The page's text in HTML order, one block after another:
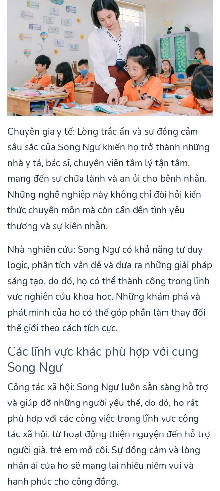
Chuyên gia y tế: Lòng trắc ẩn và sự đồng cảm
sâu sắc của Song Ngư khiến họ trở thành những
nhà y tá, bác sĩ, chuyên viên tâm lý tận tâm,
mang đến sự chữa lành và an ủi cho bệnh nhân.
Những nghề nghiệp này không chỉ đòi hỏi kiến
thức chuyên môn mà còn cần đến tình yêu
thương và sự kiên nhẫn.
Nhà nghiên cứu: Song Ngư có khả năng tư duy
logic, phân tích vấn đề và đưa ra những giải pháp
sáng tạo, do đó, họ có thể thành công trong lĩnh
vực nghiên cứu khoa học. Những khám phá và
phát minh của họ có thể góp phần làm thay đổi
thế giới theo cách tích cực.
Các lĩnh vực khác phù hợp với cung
Song Ngư
Công tác xã hội: Song Ngư luôn sẵn sàng hỗ trợ
và giúp đỡ những người yếu thế, do đó, họ rất
phù hợp với các công việc trong lĩnh vực công
tác xã hội, từ hoạt động thiện nguyện đến hỗ trợ
người già, trẻ em mồ côi. Sự đồng cảm và lòng
nhân ái của họ sẽ mang lại nhiều niềm vui và
hạnh phúc cho cộng đồng.